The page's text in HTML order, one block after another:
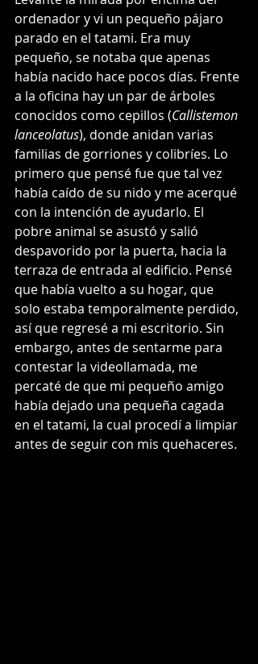
ordenador y vi un pequeño pájaro
parado en el tatami. Era muy
pequeño, se notaba que apenas
había nacido hace pocos días. Frente
a la oficina hay un par de árboles
conocidos como cepillos (Callistemon
lanceolatus), donde anidan varias
familias de gorriones y colibríes. Lo
primero que pensé fue que tal vez
había caído de su nido y me acerqué
con la intención de ayudarlo. El
pobre animal se asustó y salió
despavorido por la puerta, hacia la
terraza de entrada al edificio. Pensé
que había vuelto a su hogar, que
solo estaba temporalmente perdido,
así que regresé a mi escritorio. Sin
embargo, antes de sentarme para
contestar la videollamada, me
percaté de que mi pequeño amigo
había dejado una pequeña cagada
en el tatami, la cual procedí a limpiar
antes de seguir con mis quehaceres.